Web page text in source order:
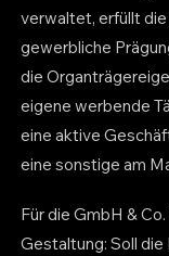
verwaltet, erfüllt
gewerbliche
die
eigene werbende
eine aktive
eine sonstige am
Für die GmbH &
Gestaltung: Soll